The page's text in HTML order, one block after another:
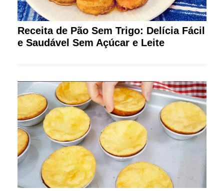
Receita de Pão Sem Trigo: Delícia Fácil
e Saudável Sem Açúcar e Leite